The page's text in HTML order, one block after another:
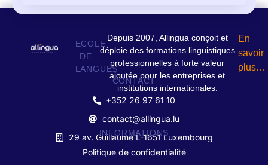
ECOLE
DE
LANGUES
Depuis 2007, Allingua conçoit et
déploie des formations linguistiques
professionnelles à forte valeur
ajoutée pour les entreprises et
institutions internationales.
En
savoir
plus…
CONTACT
+352 26 97 61 10
contact@allingua.lu
29 av. Guillaume L-1651 Luxembourg
INFORMATIONS
Politique de confidentialité